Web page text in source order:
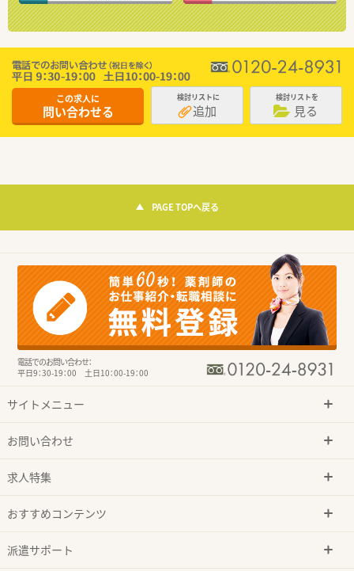
この求人に
問い合わせる
検討リストに
追加
検討リストを
見る
PAGE TOPへ戻る
電話でのお問い合わせ：
平日9：30-19：00 土日10：00-19：00
サイトメニュー
お問い合わせ
求人特集
おすすめコンテンツ
派遣サポート